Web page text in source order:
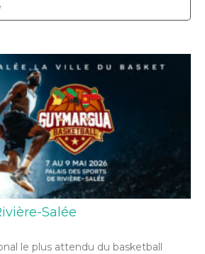
Salée
le plus attendu du basketball